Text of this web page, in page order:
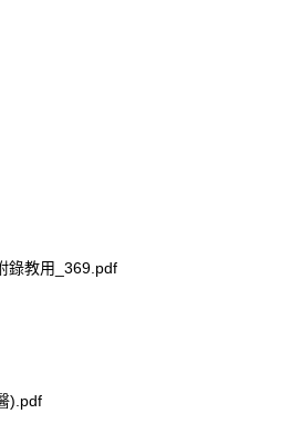
錄教用_369.pdf
).pdf